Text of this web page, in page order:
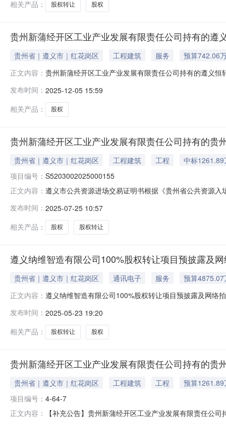
相关产品：
股权转让 股权
贵州新蒲经开区工业产业发展有限责任公司持有的
贵州省｜遵义市｜红花岗区 工程建筑 服务
预算742.06
正文内容： 贵州新蒲经开区工业产业发展有限责任公司持有的遵义
竞价方式，对贵州新蒲经开区工业产业发展有限责任公
发布时间： 2025-12-05 15:59
相关产品：
股权
贵州新蒲经开区工业产业发展有限责任公司持有的
贵州省｜遵义市｜红花岗区 工程建筑 工程
中标1261.89
项目编号： S5203002025000155
正文内容： 遵义市公共资源进场交易证明书根据《贵州省公共资源
业发展有限责任公司持有的贵州遵新循环产业发展有限
有限责任公
发布时间： 2025-07-25 10:57
相关产品：
股权 股权转让
遵义纳维智造有限公司100%股权转让项目预披露及
贵州省｜遵义市｜红花岗区 通讯电子 服务
预算4875.07
正文内容： 遵义纳维智造有限公司100%股权转让项目预披露及网络
的名称：遵义纳维智造有限公司100%股权，起拍价为人
第三章标
发布时间： 2025-05-23 19:20
相关产品：
股权转让 股权
贵州新蒲经开区工业产业发展有限责任公司持有的
贵州省｜遵义市｜红花岗区 工程建筑 工程
预算1261.89
项目编号： 4-64-7
正文内容：
【补充公告】贵州新蒲经开区工业产业发展有限责任公